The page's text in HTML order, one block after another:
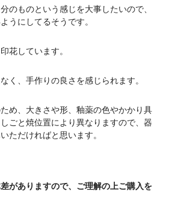
のものという感じを大事したいので、
うにしてるそうです。
花しています。
く、手作りの良さを感じられます。
め、大きさや形、釉薬の色やかかり具
ごと焼位置により異なりますので、器
ただければと思います。
がありますので、ご理解の上ご購入を